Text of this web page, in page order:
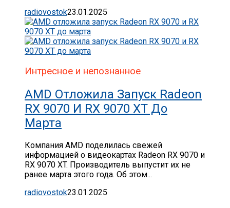
radiovostok23.01.2025
Интресное и непознанное
AMD Отложила Запуск Radeon
RX 9070 И RX 9070 XT До
Марта
Компания AMD поделилась свежей
информацией о видеокартах Radeon RX 9070 и
RX 9070 XT. Производитель выпустит их не
ранее марта этого года. Об этом...
radiovostok23.01.2025